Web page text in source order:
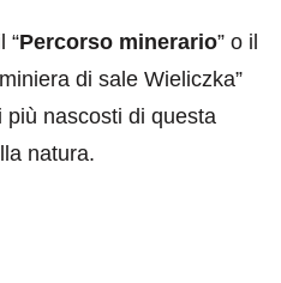
“Percorso minerario” o il
di sale Wieliczka”
più nascosti di questa
natura.